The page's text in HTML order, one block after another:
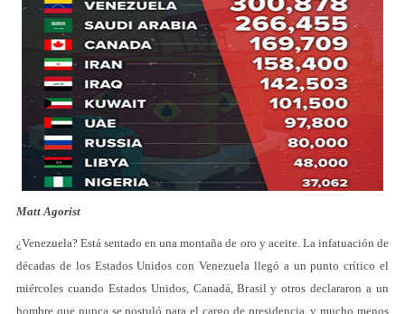
Matt Agorist
¿Venezuela? Está sentado en una montaña de oro y aceite. La infatuación de
décadas de los Estados Unidos con Venezuela llegó a un punto crítico el
miércoles cuando Estados Unidos, Canadá, Brasil y otros declararon a un
hombre que nunca se postuló para el cargo de presidencia, y mucho menos